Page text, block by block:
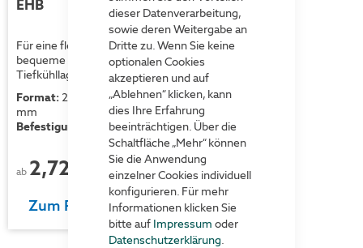
dieser Datenverarbeitung,
sowie deren Weitergabe an
Dritte zu. Wenn Sie keine
optionalen Cookies
akzeptieren und auf
„Ablehnen“ klicken, kann
dies Ihre Erfahrung
beeinträchtigen. Über die
Schaltfläche „Mehr“ können
Sie die Anwendung
einzelner Cookies individuell
konfigurieren. Für mehr
Informationen klicken Sie
bitte auf Impressum oder
Datenschutzerklärung.
EHB
Für eine flexible und
bequeme Handhabung im
Tiefkühllager
Format: 210 x 50 / 60 / 75
mm
Befestigung:
magnetisch
ab 2,72 € pro Stück
Zum Produkt